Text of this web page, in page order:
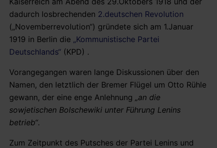
dadurch losbrechenden 2.deutschen Revolution
(„Novemberrevolution“) gründete sich am 1.Januar
1919 in Berlin die „Kommunistische Partei
Deutschlands“ (KPD) .
Vorangegangen waren lange Diskussionen über den
Namen, den letztlich der Bremer Flügel um Otto Rühle
gewann, der eine enge Anlehnung „an die
sowjetischen Bolschewiki unter Führung Lenins
betrieb“.
Zum Zeitpunkt des Putsches der Partei Lenins und